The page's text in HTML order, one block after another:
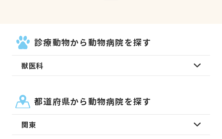
診療動物から動物病院を探す
獣医科
都道府県から動物病院を探す
関東